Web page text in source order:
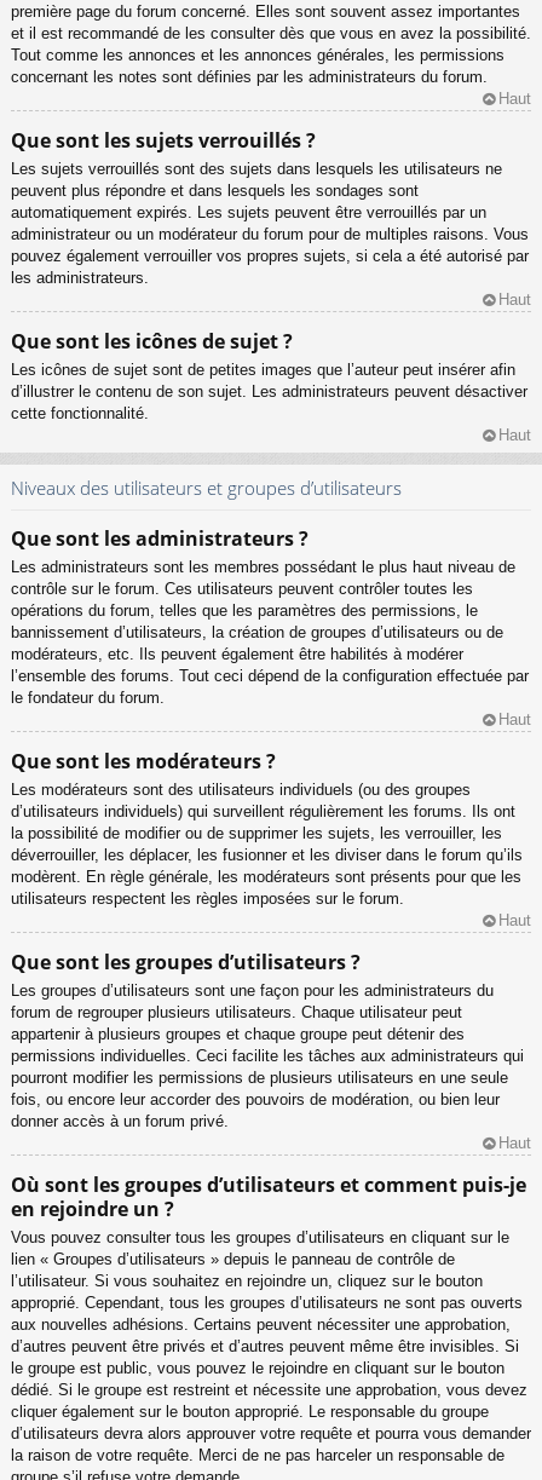
première page du forum concerné. Elles sont souvent assez importantes
et il est recommandé de les consulter dès que vous en avez la possibilité.
Tout comme les annonces et les annonces générales, les permissions
concernant les notes sont définies par les administrateurs du forum.
Haut
Que sont les sujets verrouillés ?
Les sujets verrouillés sont des sujets dans lesquels les utilisateurs ne
peuvent plus répondre et dans lesquels les sondages sont
automatiquement expirés. Les sujets peuvent être verrouillés par un
administrateur ou un modérateur du forum pour de multiples raisons. Vous
pouvez également verrouiller vos propres sujets, si cela a été autorisé par
les administrateurs.
Haut
Que sont les icônes de sujet ?
Les icônes de sujet sont de petites images que l’auteur peut insérer afin
d’illustrer le contenu de son sujet. Les administrateurs peuvent désactiver
cette fonctionnalité.
Haut
Niveaux des utilisateurs et groupes d’utilisateurs
Que sont les administrateurs ?
Les administrateurs sont les membres possédant le plus haut niveau de
contrôle sur le forum. Ces utilisateurs peuvent contrôler toutes les
opérations du forum, telles que les paramètres des permissions, le
bannissement d’utilisateurs, la création de groupes d’utilisateurs ou de
modérateurs, etc. Ils peuvent également être habilités à modérer
l’ensemble des forums. Tout ceci dépend de la configuration effectuée par
le fondateur du forum.
Haut
Que sont les modérateurs ?
Les modérateurs sont des utilisateurs individuels (ou des groupes
d’utilisateurs individuels) qui surveillent régulièrement les forums. Ils ont
la possibilité de modifier ou de supprimer les sujets, les verrouiller, les
déverrouiller, les déplacer, les fusionner et les diviser dans le forum qu’ils
modèrent. En règle générale, les modérateurs sont présents pour que les
utilisateurs respectent les règles imposées sur le forum.
Haut
Que sont les groupes d’utilisateurs ?
Les groupes d’utilisateurs sont une façon pour les administrateurs du
forum de regrouper plusieurs utilisateurs. Chaque utilisateur peut
appartenir à plusieurs groupes et chaque groupe peut détenir des
permissions individuelles. Ceci facilite les tâches aux administrateurs qui
pourront modifier les permissions de plusieurs utilisateurs en une seule
fois, ou encore leur accorder des pouvoirs de modération, ou bien leur
donner accès à un forum privé.
Haut
Où sont les groupes d’utilisateurs et comment puis-je
en rejoindre un ?
Vous pouvez consulter tous les groupes d’utilisateurs en cliquant sur le
lien « Groupes d’utilisateurs » depuis le panneau de contrôle de
l’utilisateur. Si vous souhaitez en rejoindre un, cliquez sur le bouton
approprié. Cependant, tous les groupes d’utilisateurs ne sont pas ouverts
aux nouvelles adhésions. Certains peuvent nécessiter une approbation,
d’autres peuvent être privés et d’autres peuvent même être invisibles. Si
le groupe est public, vous pouvez le rejoindre en cliquant sur le bouton
dédié. Si le groupe est restreint et nécessite une approbation, vous devez
cliquer également sur le bouton approprié. Le responsable du groupe
d’utilisateurs devra alors approuver votre requête et pourra vous demander
la raison de votre requête. Merci de ne pas harceler un responsable de